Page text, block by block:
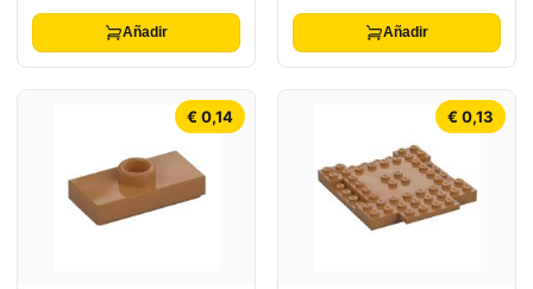
Añadir Añadir
€ 0,14 € 0,13